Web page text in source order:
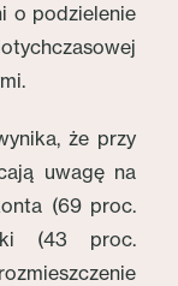
o podzielenie
że przy
uwagę na
(69 proc.
(43 proc.